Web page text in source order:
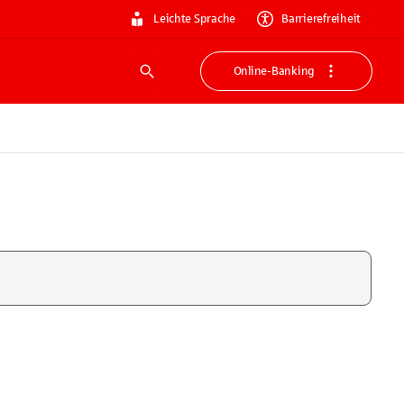
Leichte Sprache Barrierefreiheit
Suche
Online-Banking